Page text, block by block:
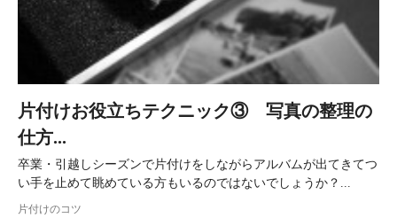
片付けお役立ちテクニック③ 写真の整理の
仕方...
卒業・引越しシーズンで片付けをしながらアルバムが出てきてつ
い手を止めて眺めている方もいるのではないでしょうか？...
片付けのコツ